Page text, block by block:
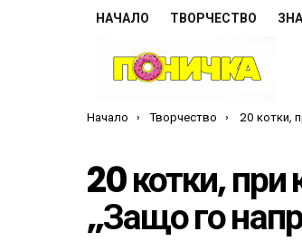
НАЧАЛО ТВОРЧЕСТВО
Ти си тук:
Начало Творчество 20 котки, при
20 котки,
„Защо го